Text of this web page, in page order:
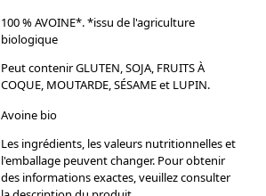
100 % AVOINE*. *issu de l'agriculture
biologique
Peut contenir GLUTEN, SOJA, FRUITS À
COQUE, MOUTARDE, SÉSAME et LUPIN.
Avoine bio
Les ingrédients, les valeurs nutritionnelles et
l'emballage peuvent changer. Pour obtenir
des informations exactes, veuillez consulter